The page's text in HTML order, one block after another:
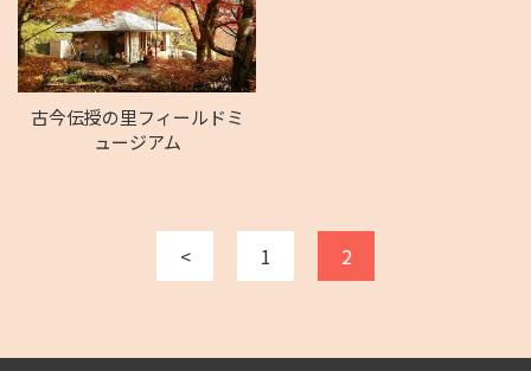
古今伝授の里フィールドミ
ュージアム
< 1 2